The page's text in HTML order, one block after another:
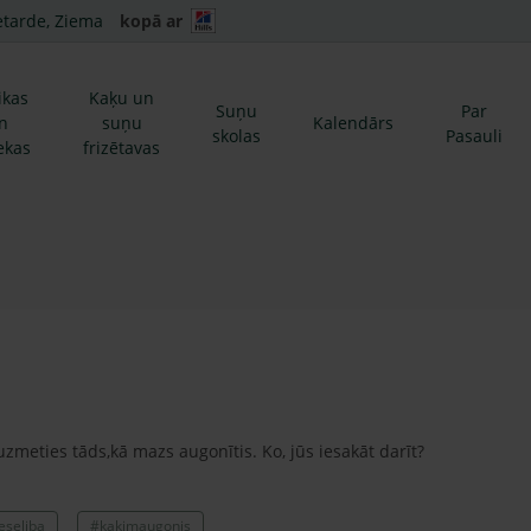
Ziema kopā ar
Kaķu un
suņu
frizētavas
Suņu
skolas
Kalendārs
Par
Pasauli
tāds,kā mazs augonītis. Ko, jūs iesakāt darīt?
#kakimaugonis